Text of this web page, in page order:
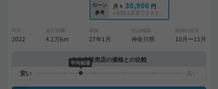
ローン
参考
月々 30,900 円
※金額は変更できます。
年式
2022
走行距離
4.1万km
車検
27年1月
出品地域
神奈川県
納期の目安
10月〜11月
中古車販売店の価格との比較
平均相場